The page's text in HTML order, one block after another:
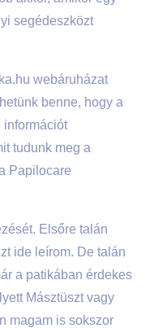
segédeszközt
webáruházat
benne, hogy a
információt
tudunk meg a
Papilocare
Elsőre talán
ide leírom. De talán
a patikában érdekes
Másztüszt vagy
magam is sokszor